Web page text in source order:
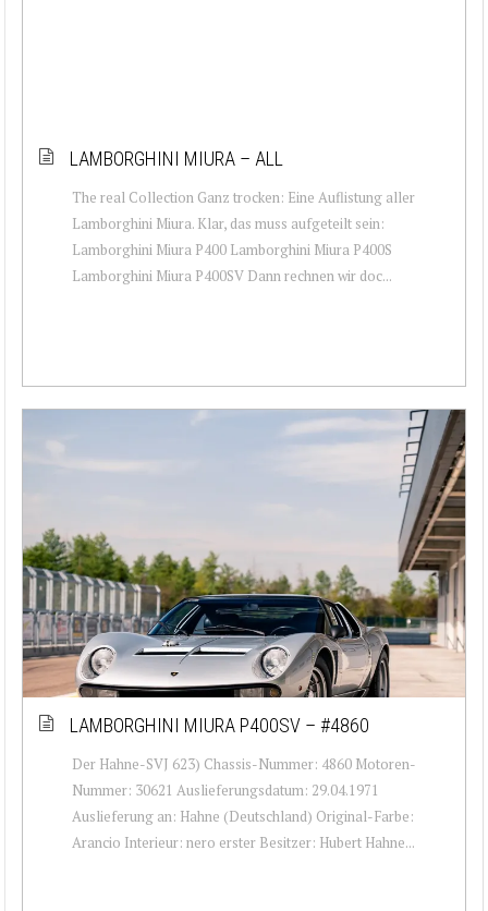
LAMBORGHINI MIURA – ALL
The real Collection Ganz trocken: Eine Auflistung aller
Lamborghini Miura. Klar, das muss aufgeteilt sein:
Lamborghini Miura P400 Lamborghini Miura P400S
Lamborghini Miura P400SV Dann rechnen wir doc...
LAMBORGHINI MIURA P400SV – #4860
Der Hahne-SVJ 623) Chassis-Nummer: 4860 Motoren-
Nummer: 30621 Auslieferungsdatum: 29.04.1971
Auslieferung an: Hahne (Deutschland) Original-Farbe:
Arancio Interieur: nero erster Besitzer: Hubert Hahne...